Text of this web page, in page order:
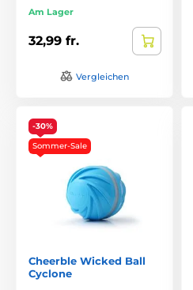
Am Lager
32,99 fr.
Vergleichen
-30%
Sommer-Sale
Cheerble Wicked Ball
Cyclone